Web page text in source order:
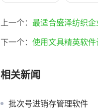
上一个： 最适合盛泽纺织
下一个： 使用文具精英软
相关新闻
批次号进销存管理软件